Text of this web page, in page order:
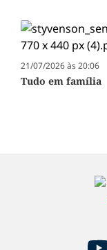
21/07/2026 às 20:06
Tudo em família